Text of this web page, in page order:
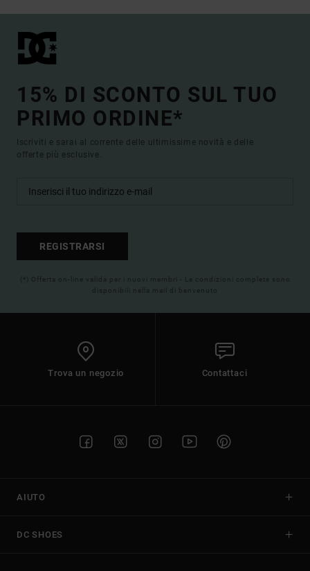
15% DI SCONTO SUL TUO
PRIMO ORDINE*
Iscriviti e sarai al corrente delle ultimissime novità e delle
offerte più esclusive.
REGISTRARSI
(*) Offerta on-line valida per i nuovi membri - Le condizioni complete sono
disponibili nella mail di benvenuto
Trova un negozio Contattaci
AIUTO
DC SHOES